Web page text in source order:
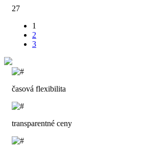
27
1
2
3
časová flexibilita
transparentné ceny